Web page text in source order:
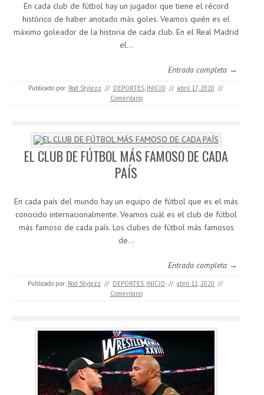
En cada club de fútbol hay un jugador que tiene el récord
histórico de haber anotado más goles. Veamos quién es el
máximo goleador de la historia de cada club. En el Real Madrid
el…
Entrada completa →
Publicado por: Rod Stylezz // DEPORTES, INICIO // abril 17, 2020 //
Comentario
EL CLUB DE FÚTBOL MÁS FAMOSO DE CADA
PAÍS
En cada país del mundo hay un equipo de fútbol que es el más
conocido internacionalmente. Veamos cuál es el club de fútbol
más famoso de cada país. Los clubes de fútbol más famosos
de…
Entrada completa →
Publicado por: Rod Stylezz // DEPORTES, INICIO // abril 11, 2020 //
Comentario